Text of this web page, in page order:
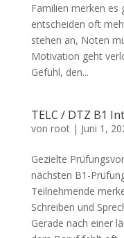
Familien merken es
entscheiden oft
stehen an, Noten
Motivation geht
Gefühl, den...
TELC / DTZ B1
von root| Juni 1,
Gezielte
nächsten B1-
Teilnehmende
Schreiben und
Gerade nach einer